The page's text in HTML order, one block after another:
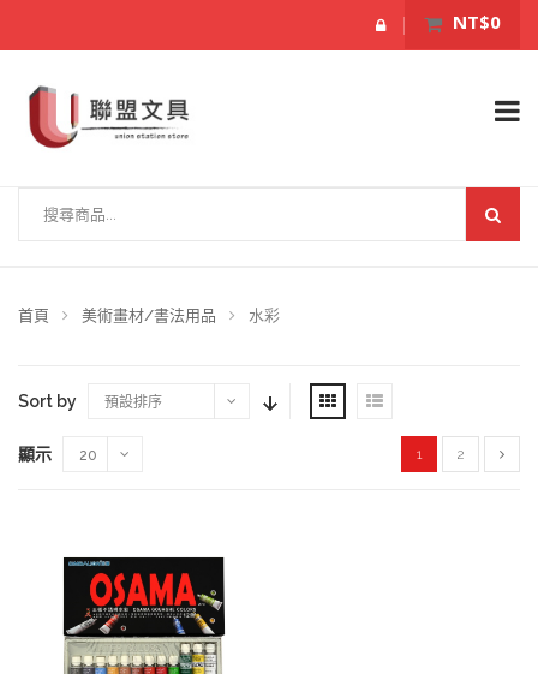
NT$0
首頁 美術畫材/書法用品 水彩
Sort by 預設排序
顯示 20 1 2